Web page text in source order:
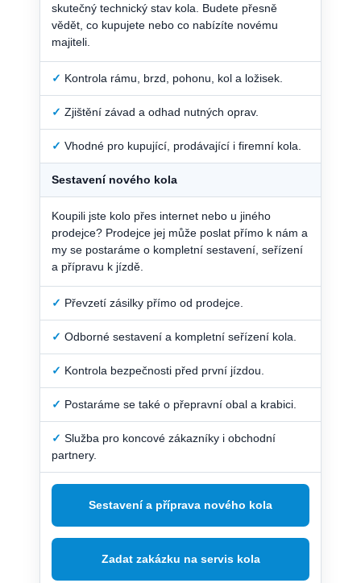
skutečný technický stav kola. Budete přesně
vědět, co kupujete nebo co nabízíte novému
majiteli.
✓ Kontrola rámu, brzd, pohonu, kol a ložisek.
✓ Zjištění závad a odhad nutných oprav.
✓ Vhodné pro kupující, prodávající i firemní kola.
Sestavení nového kola
Koupili jste kolo přes internet nebo u jiného
prodejce? Prodejce jej může poslat přímo k nám a
my se postaráme o kompletní sestavení, seřízení
a přípravu k jízdě.
✓ Převzetí zásilky přímo od prodejce.
✓ Odborné sestavení a kompletní seřízení kola.
✓ Kontrola bezpečnosti před první jízdou.
✓ Postaráme se také o přepravní obal a krabici.
✓ Služba pro koncové zákazníky i obchodní
partnery.
Sestavení a příprava nového kola
Zadat zakázku na servis kola